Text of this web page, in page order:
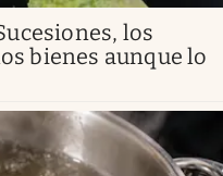
los
bienes aunque lo